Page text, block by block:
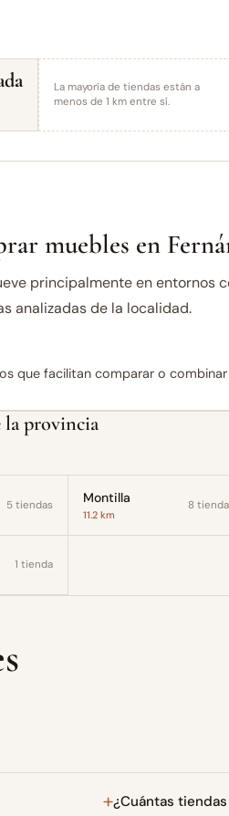
La mayoría de tiendas están a
menos de 1 km entre sí.
muebles en
principalmente en entornos
analizadas de la localidad.
que facilitan comparar o
la provincia
5 tiendas Montilla
11.2 km
8
1 tienda
¿Cuántas